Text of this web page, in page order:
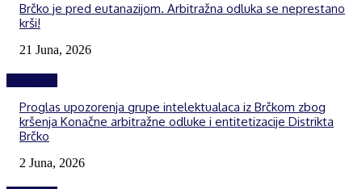
Brčko je pred eutanazijom. Arbitražna odluka se neprestano
krši!
21 Juna, 2026
Proglas upozorenja grupe intelektualaca iz Brčkom zbog
kršenja Konačne arbitražne odluke i entitetizacije Distrikta
Brčko
2 Juna, 2026